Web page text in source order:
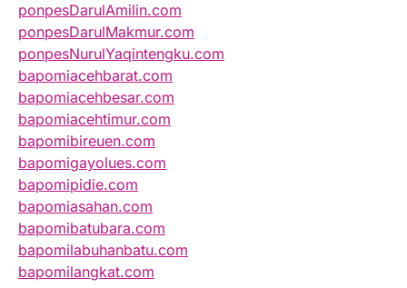
ponpesDarulAmilin.com
ponpesDarulMakmur.com
ponpesNurulYaqintengku.com
bapomiacehbarat.com
bapomiacehbesar.com
bapomiacehtimur.com
bapomibireuen.com
bapomigayolues.com
bapomipidie.com
bapomiasahan.com
bapomibatubara.com
bapomilabuhanbatu.com
bapomilangkat.com